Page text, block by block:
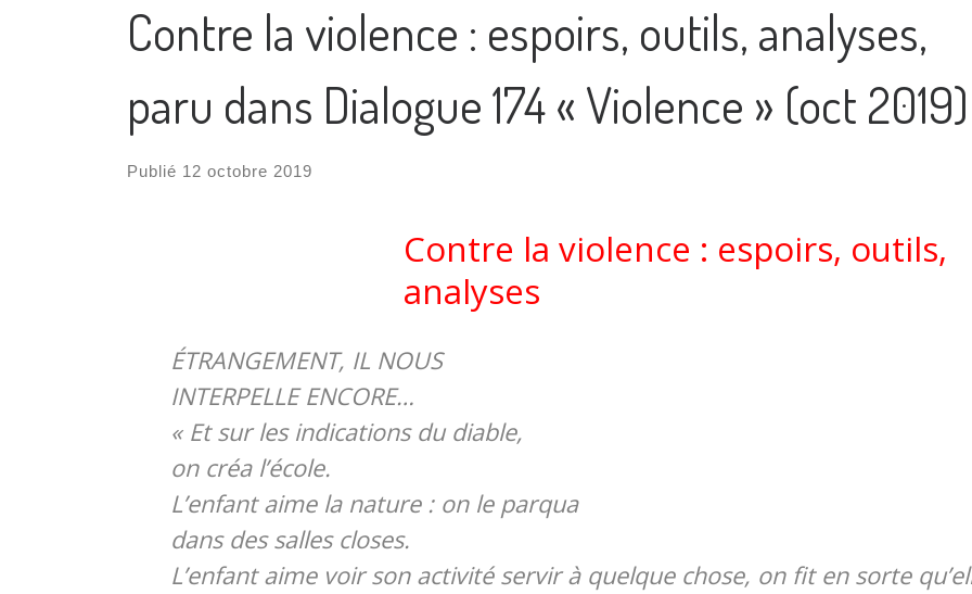
Contre la violence : espoirs, outils, analyses,
paru dans Dialogue 174 « Violence » (oct 2019)
Publié 12 octobre 2019
Contre la violence : espoirs, outils,
analyses
ÉTRANGEMENT, IL NOUS
INTERPELLE ENCORE…
« Et sur les indications du diable,
on créa l’école.
L’enfant aime la nature : on le parqua
dans des salles closes.
L’enfant aime voir son activité servir à quelque chose, on fit en sorte